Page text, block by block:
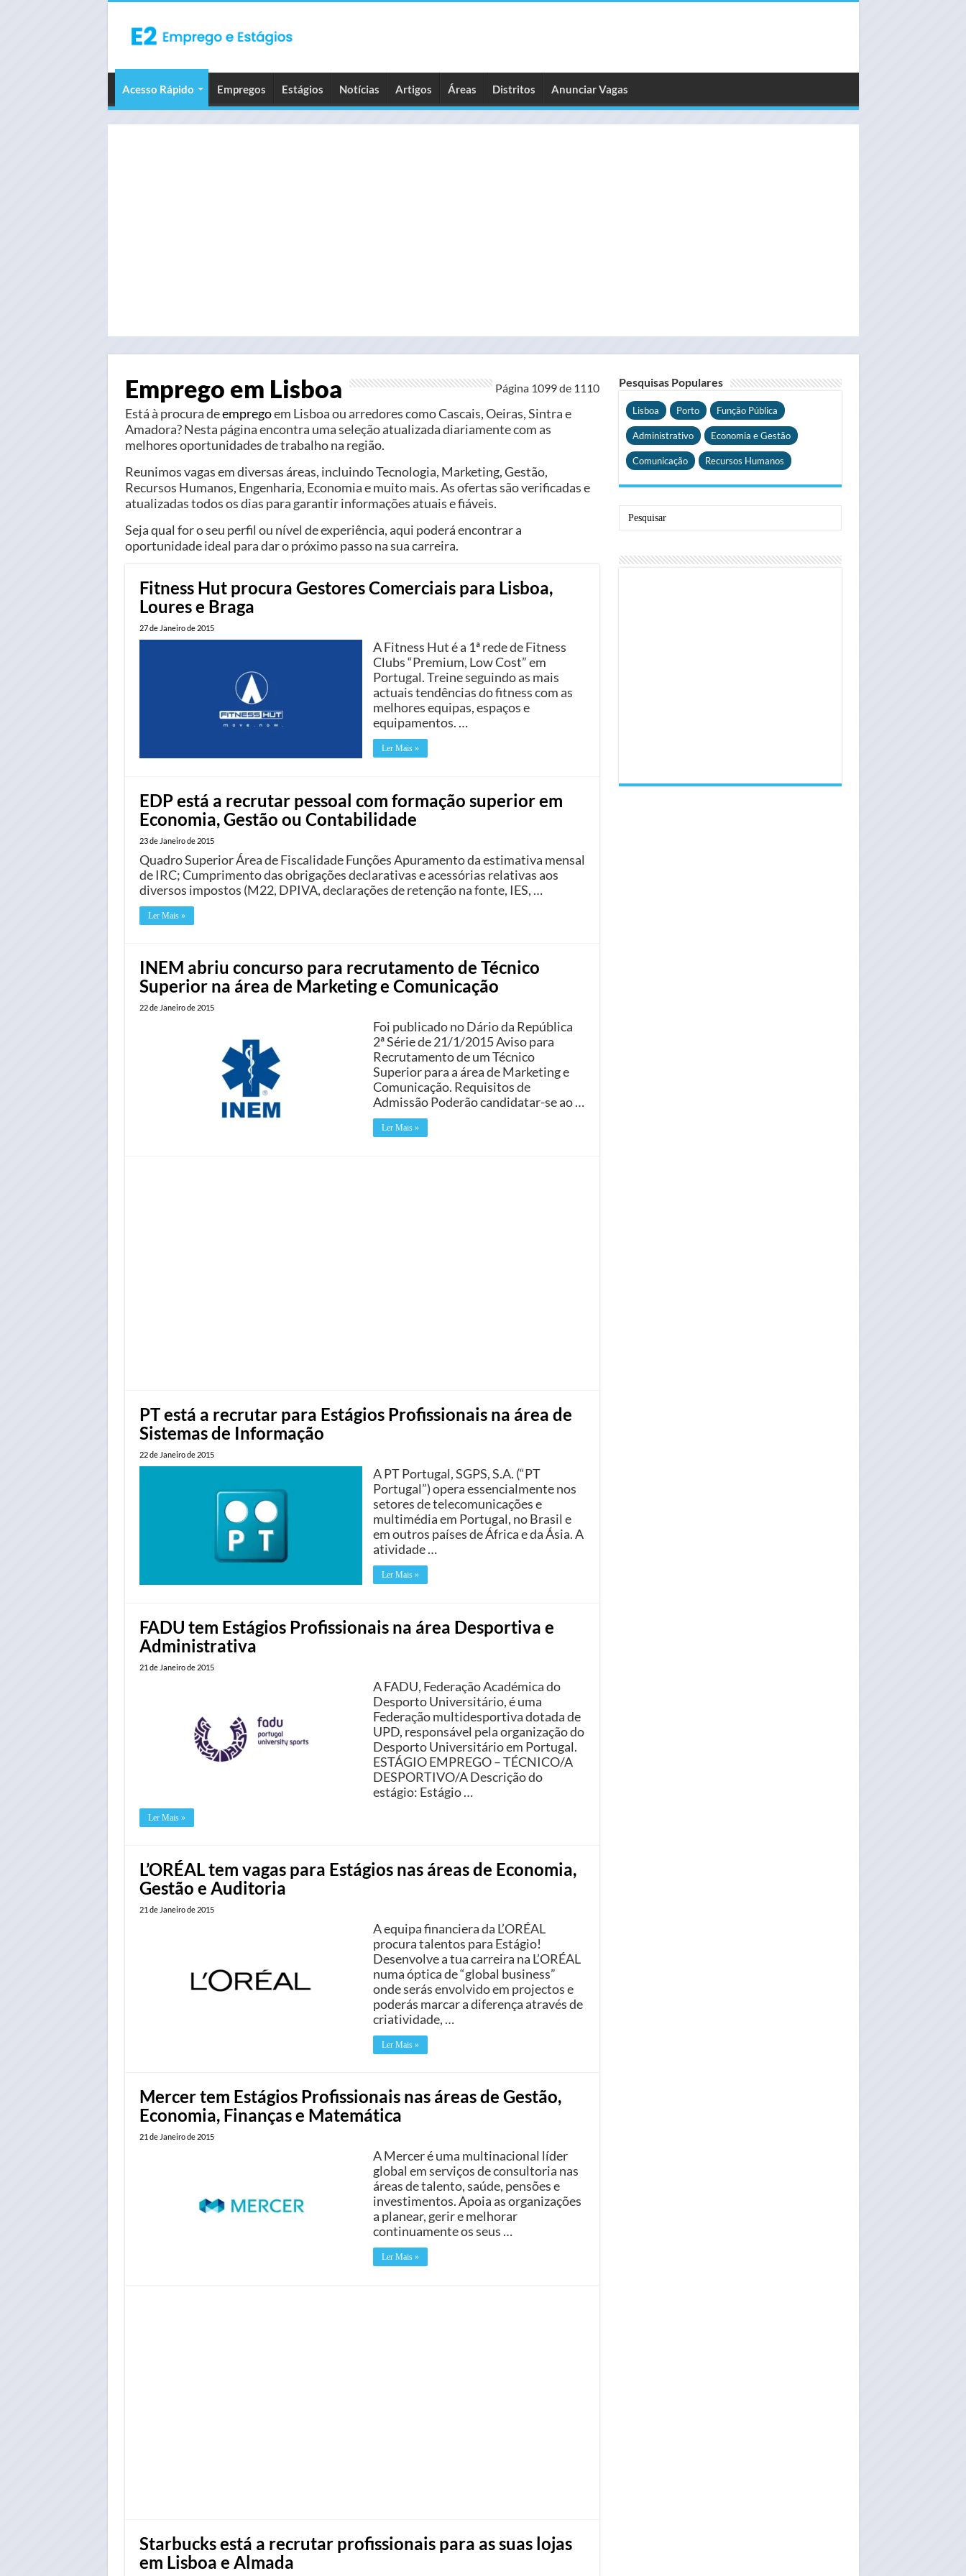
Acesso Rápido Empregos Estágios Notícias Artigos Áreas Distritos Anunciar Vagas
Emprego em Lisboa Página 1099 de 1110
Está à procura deempregoem Lisboa ou arredores como Cascais, Oeiras, Sintra e
Amadora? Nesta página encontra uma seleção atualizada diariamente com as
melhores oportunidades de trabalho na região.
Reunimos vagas em diversas áreas, incluindo Tecnologia, Marketing, Gestão,
Recursos Humanos, Engenharia, Economia e muito mais. As ofertas são verificadas e
atualizadas todos os dias para garantir informações atuais e fiáveis.
Seja qual for o seu perfil ou nível de experiência, aqui poderá encontrar a
oportunidade ideal para dar o próximo passo na sua carreira.
Fitness Hut procura Gestores Comerciais para Lisboa,
Loures e Braga
27 de Janeiro de 2015
A Fitness Hut é a 1ª rede de Fitness
Clubs “Premium, Low Cost” em
Portugal. Treine seguindo as mais
actuais tendências do fitness com as
melhores equipas, espaços e
equipamentos. …
Ler Mais »
EDP está a recrutar pessoal com formação superior em
Economia, Gestão ou Contabilidade
23 de Janeiro de 2015
Quadro Superior Área de Fiscalidade Funções Apuramento da estimativa mensal
de IRC; Cumprimento das obrigações declarativas e acessórias relativas aos
diversos impostos (M22, DPIVA, declarações de retenção na fonte, IES, …
Ler Mais »
INEM abriu concurso para recrutamento de Técnico
Superior na área de Marketing e Comunicação
22 de Janeiro de 2015
Foi publicado no Dário da República
2ª Série de 21/1/2015 Aviso para
Recrutamento de um Técnico
Superior para a área de Marketing e
Comunicação. Requisitos de
Admissão Poderão candidatar-se ao …
Ler Mais »
PT está a recrutar para Estágios Profissionais na área de
Sistemas de Informação
22 de Janeiro de 2015
A PT Portugal, SGPS, S.A. (“PT
Portugal”) opera essencialmente nos
setores de telecomunicações e
multimédia em Portugal, no Brasil e
em outros países de África e da Ásia. A
atividade …
Ler Mais »
FADU tem Estágios Profissionais na área Desportiva e
Administrativa
21 de Janeiro de 2015
A FADU, Federação Académica do
Desporto Universitário, é uma
Federação multidesportiva dotada de
UPD, responsável pela organização do
Desporto Universitário em Portugal.
ESTÁGIO EMPREGO – TÉCNICO/A
DESPORTIVO/A Descrição do
estágio: Estágio …
Ler Mais »
L’ORÉAL tem vagas para Estágios nas áreas de Economia,
Gestão e Auditoria
21 de Janeiro de 2015
A equipa financiera da L’ORÉAL
procura talentos para Estágio!
Desenvolve a tua carreira na L’ORÉAL
numa óptica de “global business”
onde serás envolvido em projectos e
poderás marcar a diferença através de
criatividade, …
Ler Mais »
Mercer tem Estágios Profissionais nas áreas de Gestão,
Economia, Finanças e Matemática
21 de Janeiro de 2015
A Mercer é uma multinacional líder
global em serviços de consultoria nas
áreas de talento, saúde, pensões e
investimentos. Apoia as organizações
a planear, gerir e melhorar
continuamente os seus …
Ler Mais »
Starbucks está a recrutar profissionais para as suas lojas
em Lisboa e Almada
Pesquisas Populares
Lisboa Porto Função Pública
Administrativo Economia e Gestão
Comunicação Recursos Humanos